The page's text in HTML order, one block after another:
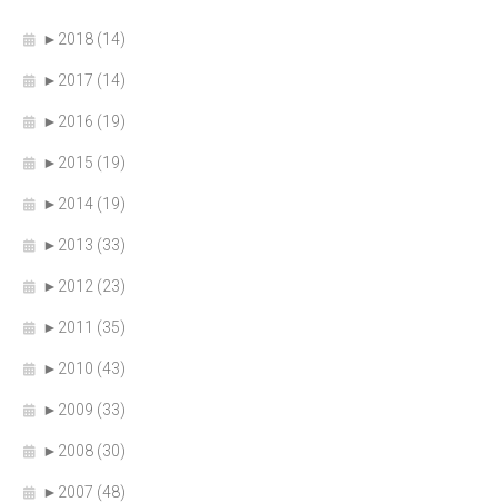
► 2018 (14)
► 2017 (14)
► 2016 (19)
► 2015 (19)
► 2014 (19)
► 2013 (33)
► 2012 (23)
► 2011 (35)
► 2010 (43)
► 2009 (33)
► 2008 (30)
► 2007 (48)